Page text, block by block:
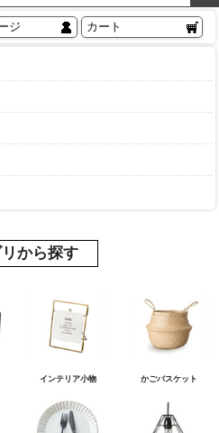
ジ カート
から探す
インテリア小物 かごバスケット